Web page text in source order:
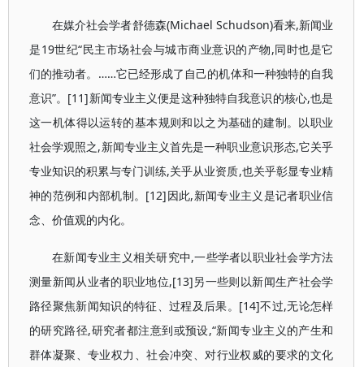
在媒介社会学者舒德森(Michael Schudson)看来,新闻业
是19世纪“民主市场社会与城市商业意识的产物,同时也是它
们的推动者。……它已经形成了自己的机体和一种独特的自我
意识”。[11]新闻专业主义便是这种独特自我意识的核心,也是
这一机体得以运转的基本规则和以之为基础的建制。以职业
社会学观照之,新闻专业主义首先是一种职业意识形态,它关乎
专业知识的积累与专门训练,关乎从业资质,也关乎彰显专业精
神的范例和内部机制。[12]因此,新闻专业主义是记者职业信
念、价值观的内化。
在新闻专业主义相关研究中,一些学者以职业社会学方法
测量新闻从业者的职业地位,[13]另一些则以新闻生产社会学
路径聚焦新闻知识的特征、过程及后果。[14]不过,无论怎样
的研究路径,研究者都注意到或预设,“新闻专业主义的产生和
群体凝聚、专业权力、社会冲突、对行业权威的要求的文化